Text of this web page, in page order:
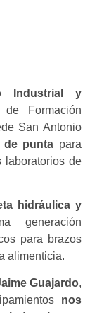
Industrial y
Formación
San Antonio
de punta para
laboratorios de
hidráulica y
generación
para brazos
alimenticia.
Guajardo,
nos